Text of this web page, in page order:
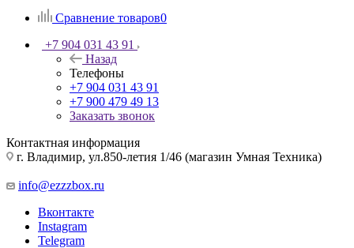
Сравнение товаров0
+7 904 031 43 91
Назад
Телефоны
+7 904 031 43 91
+7 900 479 49 13
Заказать звонок
Контактная информация
г. Владимир, ул.850-летия 1/46 (магазин Умная Техника)
info@ezzzbox.ru
Вконтакте
Instagram
Telegram